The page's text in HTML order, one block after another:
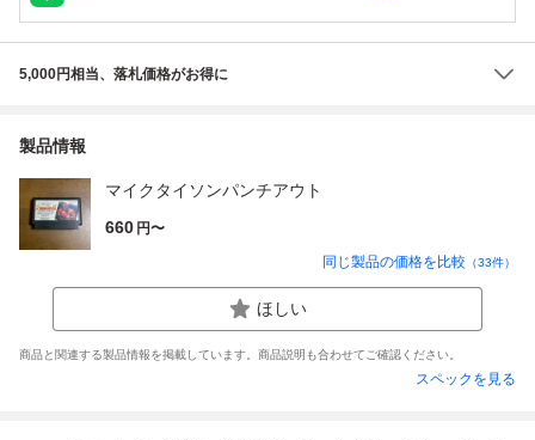
5,000円相当、落札価格がお得に
製品情報
マイクタイソンパンチアウト
660 円〜
同じ製品の価格を比較 （33件）
ほしい
商品と関連する製品情報を掲載しています。商品説明も合わせてご確認ください。
スペックを見る